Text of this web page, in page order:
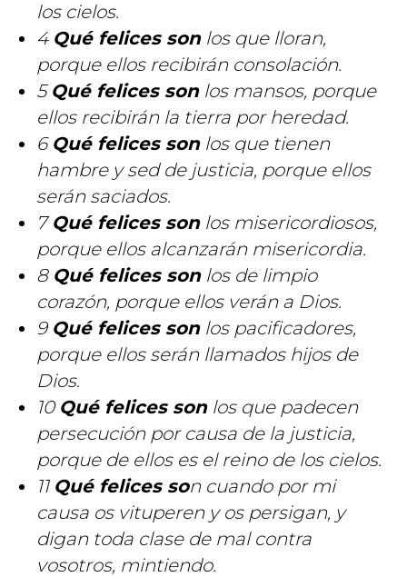
los cielos.
4 Qué felices sonlos que lloran,
porque ellos recibirán consolación.
5 Qué felices sonlos mansos, porque
ellos recibirán la tierra por heredad.
6 Qué felices sonlos que tienen
hambre y sed de justicia, porque ellos
serán saciados.
7Qué felices sonlos misericordiosos,
porque ellos alcanzarán misericordia.
8 Qué felices sonlos de limpio
corazón, porque ellos verán a Dios.
9 Qué felices sonlos pacificadores,
porque ellos serán llamados hijos de
Dios.
10 Qué felices sonlos que padecen
persecución por causa de la justicia,
porque de ellos es el reino de los cielos.
11 Qué felices son cuando por mi
causa os vituperen y os persigan, y
digan toda clase de mal contra
vosotros, mintiendo.